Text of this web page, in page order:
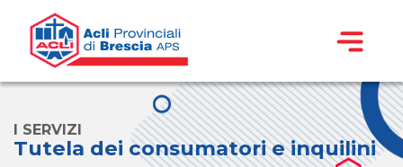
I SERVIZI
Tutela dei consumatori e inquilini